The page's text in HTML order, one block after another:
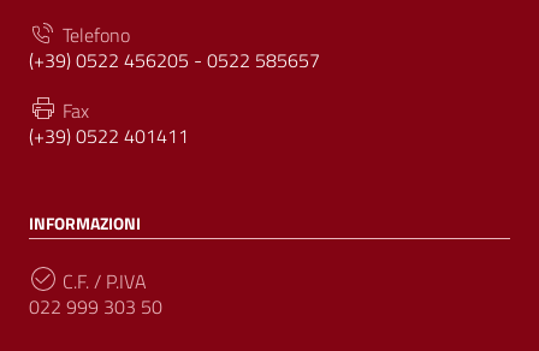
Telefono
(+39) 0522 456205 - 0522 585657
Fax
(+39) 0522 401411
INFORMAZIONI
C.F. / P.IVA
022 999 303 50